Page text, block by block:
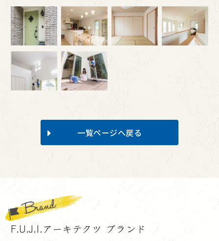
一覧ページへ戻る
F.U.J.I.アーキテクツ ブランド